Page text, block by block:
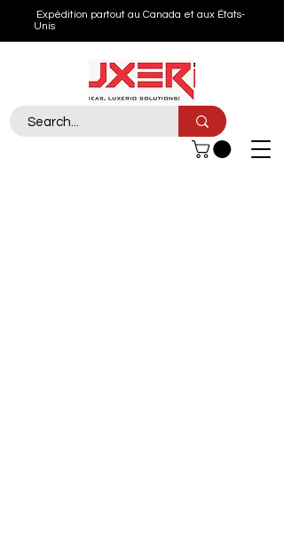
Expédition partout au Canada et aux États-
Unis